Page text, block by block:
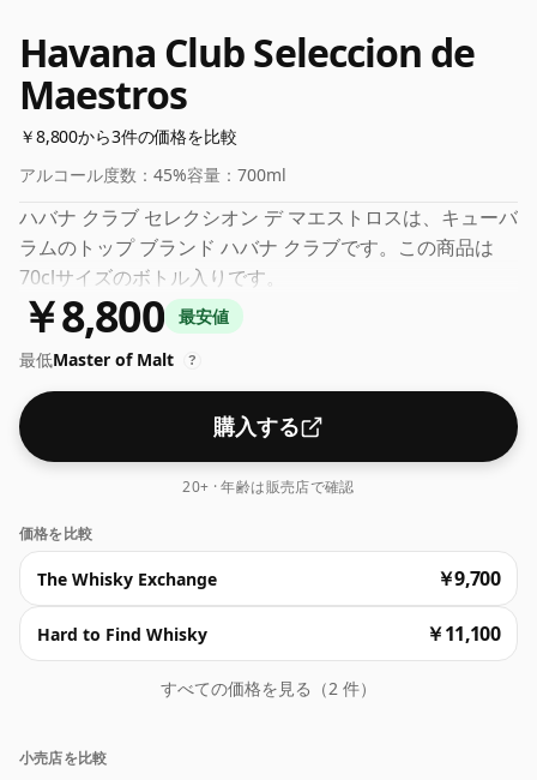
Havana Club Seleccion de
Maestros
￥8,800から3件の価格を比較
アルコール度数： 45%容量： 700ml
ハバナ クラブ セレクシオン デ マエストロスは、キューバ
ラムのトップ ブランド ハバナ クラブです。この商品は
70clサイズのボトル入りです。
￥8,800
最安値
最低Master of Malt ?
購入する
20+ · 年齢は販売店で確認
価格を比較
The Whisky Exchange ￥9,700
Hard to Find Whisky ￥11,100
すべての価格を見る（2 件）
小売店を比較